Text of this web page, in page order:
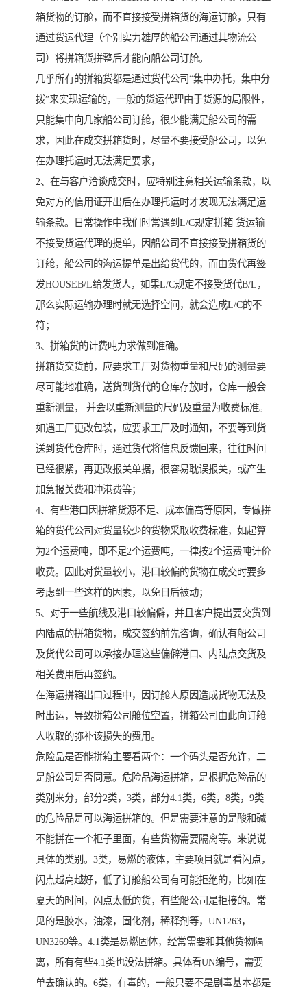
箱货物的订舱，而不直接接受拼箱货的海运订舱，只有
通过货运代理（个别实力雄厚的船公司通过其物流公
司）将拼箱货拼整后才能向船公司订舱。
几乎所有的拼箱货都是通过货代公司“集中办托，集中分
拨”来实现运输的，一般的货运代理由于货源的局限性，
只能集中向几家船公司订舱，很少能满足船公司的需
求，因此在成交拼箱货时，尽量不要接受船公司，以免
在办理托运时无法满足要求，
2、在与客户洽谈成交时，应特别注意相关运输条款，以
免对方的信用证开出后在办理托运时才发现无法满足运
输条款。日常操作中我们时常遇到L/C规定拼箱 货运输
不接受货运代理的提单，因船公司不直接接受拼箱货的
订舱，船公司的海运提单是出给货代的，而由货代再签
发HOUSEB/L给发货人，如果L/C规定不接受货代B/L，
那么实际运输办理时就无选择空间，就会造成L/C的不
符；
3、拼箱货的计费吨力求做到准确。
拼箱货交货前，应要求工厂对货物重量和尺码的测量要
尽可能地准确，送货到货代的仓库存放时，仓库一般会
重新测量， 并会以重新测量的尺码及重量为收费标准。
如遇工厂更改包装，应要求工厂及时通知，不要等到货
送到货代仓库时，通过货代将信息反馈回来，往往时间
已经很紧，再更改报关单据，很容易耽误报关，或产生
加急报关费和冲港费等；
4、有些港口因拼箱货源不足、成本偏高等原因，专做拼
箱的货代公司对货量较少的货物采取收费标准，如起算
为2个运费吨，即不足2个运费吨，一律按2个运费吨计价
收费。因此对货量较小，港口较偏的货物在成交时要多
考虑到一些这样的因素，以免日后被动；
5、对于一些航线及港口较偏僻，并且客户提出要交货到
内陆点的拼箱货物，成交签约前先咨询，确认有船公司
及货代公司可以承接办理这些偏僻港口、内陆点交货及
相关费用后再签约。
在海运拼箱出口过程中，因订舱人原因造成货物无法及
时出运，导致拼箱公司舱位空置，拼箱公司由此向订舱
人收取的弥补该损失的费用。
危险品是否能拼箱主要看两个：一个码头是否允许，二
是船公司是否同意。危险品海运拼箱，是根据危险品的
类别来分，部分2类，3类，部分4.1类，6类，8类，9类
的危险品是可以海运拼箱的。但是需要注意的是酸和碱
不能拼在一个柜子里面，有些货物需要隔离等。来说说
具体的类别。3类，易燃的液体，主要项目就是看闪点，
闪点越高越好，低了订舱船公司有可能拒绝的，比如在
夏天的时间，闪点太低的货，有些船公司是拒接的。常
见的是胶水，油漆，固化剂，稀释剂等，UN1263，
UN3269等。4.1类是易燃固体，经常需要和其他货物隔
离，所有有些4.1类也没法拼箱。具体看UN编号，需要
单去确认的。6类，有毒的，一般只要不是剧毒基本都是